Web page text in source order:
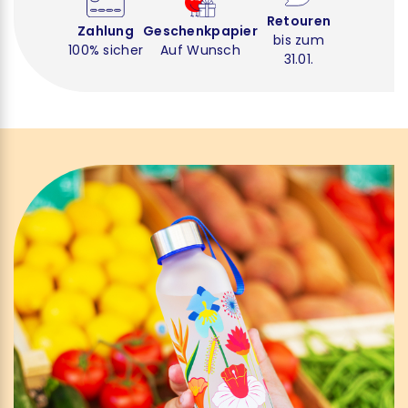
Zahlung
100% sicher
Geschenkpapier
Auf Wunsch
Retouren
bis zum
31.01.